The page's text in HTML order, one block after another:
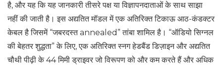
है, और यह कि यह जानकारी तीसरे पक्ष या विज्ञापनदाताओं के साथ साझा
नहीं की जाती है। इस अद्यतित मॉडल में एक अतिरिक्त टिकाऊ आठ-कंडक्टर
केबल है जिसमें “जबरदस्त annealed” तांबा शामिल है। “ऑडियो सिग्नल
की बेहतर शुद्धता” के लिए, एक अतिरिक्त स्नग हेडबैंड डिज़ाइन और अद्यतित
चौथी पीढ़ी के 44 मिमी ड्राइवर जो विरूपण को और कम करते हैं और अधिक